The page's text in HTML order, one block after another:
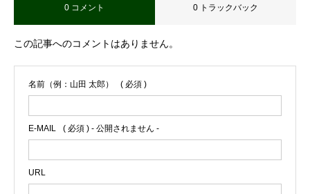
0 コメント 0 トラックバック
この記事へのコメントはありません。
名前（例：山田 太郎） ( 必須 )
E-MAIL ( 必須 ) - 公開されません -
URL
お問合せ